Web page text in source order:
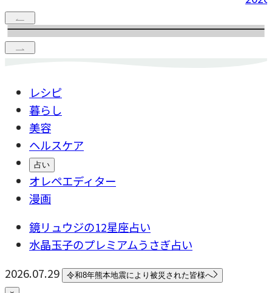
レシピ
暮らし
美容
ヘルスケア
占い
オレペエディター
漫画
鏡リュウジの12星座占い
水晶玉子のプレミアムうさぎ占い
2026.07.29
令和8年熊本地震により被災された皆様へ